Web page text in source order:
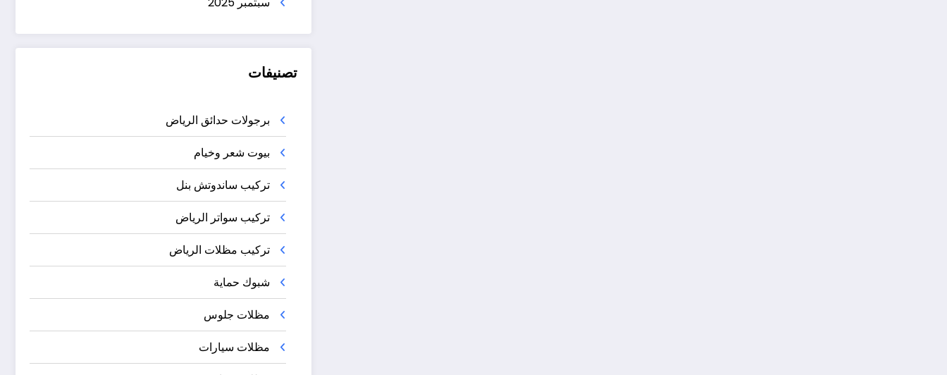
تصنيفات
برجولات حدائق الرياض
بيوت شعر وخيام
تركيب ساندوتش بنل
تركيب سواتر الرياض
تركيب مظلات الرياض
شبوك حماية
مظلات جلوس
مظلات سيارات